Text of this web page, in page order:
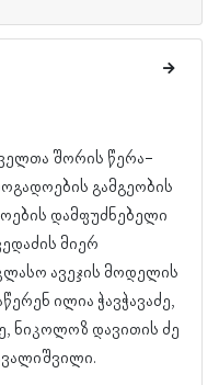
შორის წერა-
გამგეობის
დამფუძნებელი
მიერ
ავეჯის მოდელის
ილია ჭავჭავაძე,
ნიკოლოზ დავითის ძე